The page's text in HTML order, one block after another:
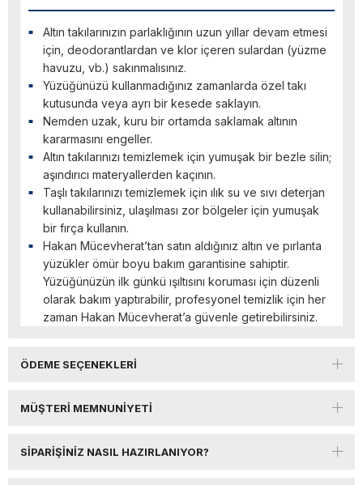
Altın takılarınızın parlaklığının uzun yıllar devam etmesi
için, deodorantlardan ve klor içeren sulardan (yüzme
havuzu, vb.) sakınmalısınız.
Yüzüğünüzü kullanmadığınız zamanlarda özel takı
kutusunda veya ayrı bir kesede saklayın.
Nemden uzak, kuru bir ortamda saklamak altının
kararmasını engeller.
Altın takılarınızı temizlemek için yumuşak bir bezle silin;
aşındırıcı materyallerden kaçının.
Taşlı takılarınızı temizlemek için ılık su ve sıvı deterjan
kullanabilirsiniz, ulaşılması zor bölgeler için yumuşak
bir fırça kullanın.
Hakan Mücevherat’tan satın aldığınız altın ve pırlanta
yüzükler ömür boyu bakım garantisine sahiptir.
Yüzüğünüzün ilk günkü ışıltısını koruması için düzenli
olarak bakım yaptırabilir, profesyonel temizlik için her
zaman Hakan Mücevherat’a güvenle getirebilirsiniz.
ÖDEME SEÇENEKLERI
MÜŞTERI MEMNUNIYETI
SIPARIŞINIZ NASIL HAZIRLANIYOR?